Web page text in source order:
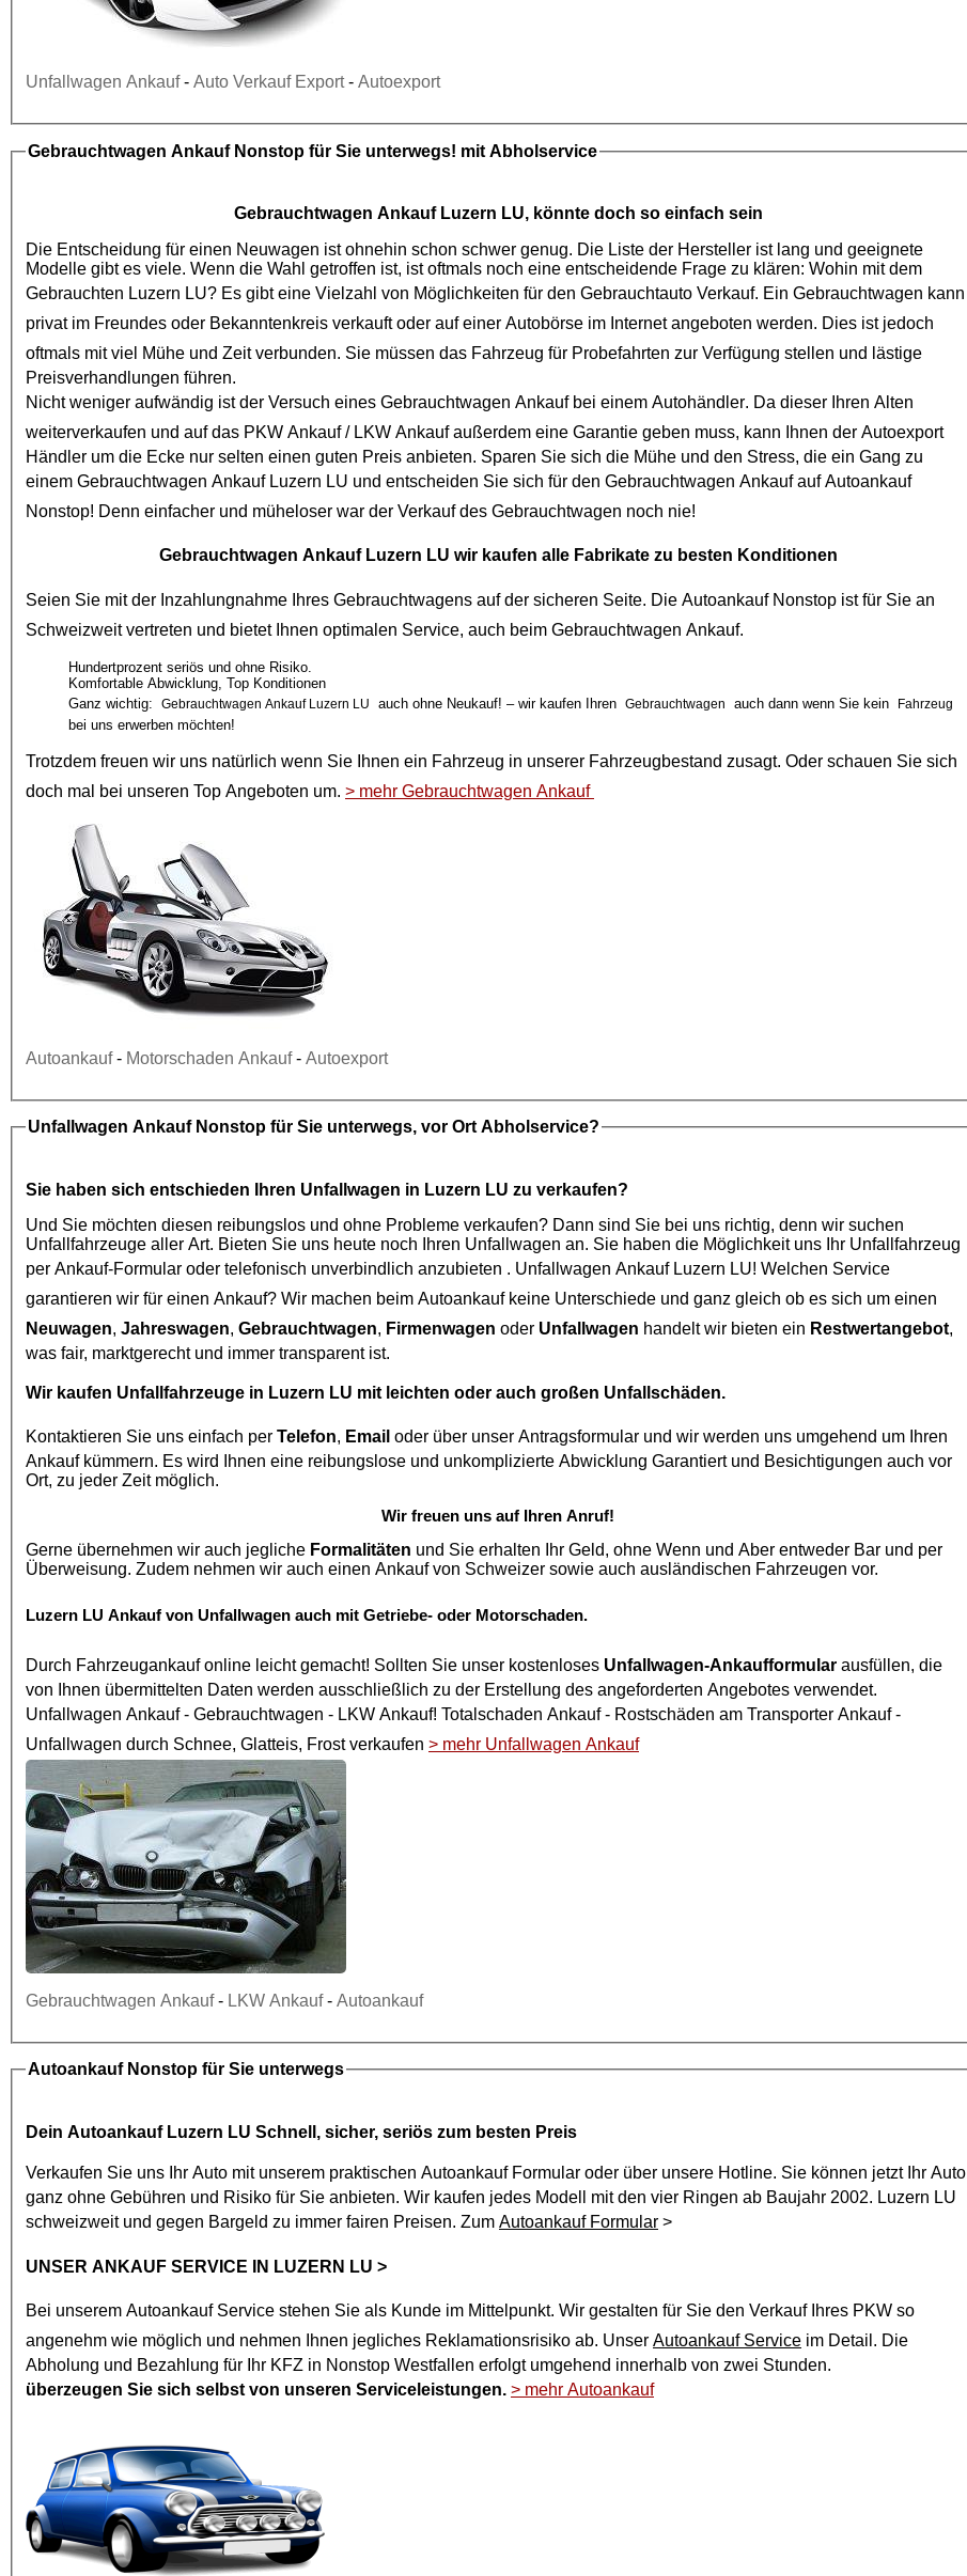
Unfallwagen Ankauf- Auto Verkauf Export- Autoexport
Gebrauchtwagen AnkaufNonstop für Sie unterwegs! mit Abholservice
Gebrauchtwagen Ankauf Luzern LU, könnte doch so einfach sein
Die Entscheidung für einen Neuwagen ist ohnehin schon schwer genug. Die Liste der Hersteller ist lang und geeignete
Modelle gibt es viele. Wenn die Wahl getroffen ist, ist oftmals noch eine entscheidende Frage zu klären: Wohin mit dem
Gebrauchten Luzern LU? Es gibt eine Vielzahl von Möglichkeiten für den Gebrauchtauto Verkauf. Ein Gebrauchtwagen kann
privat im Freundes oder Bekanntenkreis verkauft oder auf einer Autobörse im Internet angeboten werden. Dies ist jedoch
oftmals mit viel Mühe und Zeit verbunden. Sie müssen das Fahrzeug für Probefahrten zur Verfügung stellen und lästige
Preisverhandlungen führen.
Nicht weniger aufwändig ist der Versuch eines Gebrauchtwagen Ankaufbei einem Autohändler. Da dieser Ihren Alten
weiterverkaufen und auf das PKW Ankauf/ LKW Ankaufaußerdem eine Garantie geben muss, kann Ihnen der Autoexport
Händler um die Ecke nur selten einen guten Preis anbieten. Sparen Sie sich die Mühe und den Stress, die ein Gang zu
einem Gebrauchtwagen Ankauf Luzern LU und entscheiden Sie sich für den Gebrauchtwagen AnkaufaufAutoankauf
Nonstop! Denn einfacher und müheloser war der Verkauf des Gebrauchtwagen noch nie!
Gebrauchtwagen Ankauf Luzern LU wir kaufen alle Fabrikate zu besten Konditionen
Seien Sie mit der Inzahlungnahme Ihres Gebrauchtwagens auf der sicheren Seite. Die AutoankaufNonstop ist für Sie an
Schweizweit vertreten und bietet Ihnen optimalen Service, auch beim Gebrauchtwagen Ankauf.
Hundertprozent seriös und ohne Risiko.
Komfortable Abwicklung, Top Konditionen
Ganz wichtig:
Gebrauchtwagen Ankauf Luzern LU auch ohne Neukauf! – wir kaufen Ihren Gebrauchtwagen auch dann wenn Sie kein Fahrzeug
bei uns erwerben möchten!
Trotzdem freuen wir uns natürlich wenn Sie Ihnen ein Fahrzeug in unserer Fahrzeugbestand zusagt. Oder schauen Sie sich
doch mal bei unseren Top Angeboten um. > mehr Gebrauchtwagen Ankauf
Autoankauf- Motorschaden Ankauf- Autoexport
Unfallwagen AnkaufNonstop für Sie unterwegs, vor Ort Abholservice?
Sie haben sich entschieden Ihren Unfallwagen in Luzern LU zu verkaufen?
Und Sie möchten diesen reibungslos und ohne Probleme verkaufen? Dann sind Sie bei uns richtig, denn wir suchen
Unfallfahrzeuge aller Art. Bieten Sie uns heute noch Ihren Unfallwagen an. Sie haben die Möglichkeit uns Ihr Unfallfahrzeug
per Ankauf-Formular oder telefonisch unverbindlich anzubieten . Unfallwagen Ankauf Luzern LU! Welchen Service
garantieren wir für einen Ankauf? Wir machen beim Autoankauf
keine Unterschiede und ganz gleich ob es sich um einen
Neuwagen, Jahreswagen, Gebrauchtwagen, Firmenwagen oder Unfallwagen handelt wir bieten ein Restwertangebot,
was fair, marktgerecht und immer transparent ist.
Wir kaufen Unfallfahrzeuge in Luzern LU mit leichten oder auch großen Unfallschäden.
Kontaktieren Sie uns einfach per Telefon, Email oder über unser Antragsformular und wir werden uns umgehend um Ihren
Ankauf kümmern. Es wird Ihnen eine reibungslose und unkomplizierte Abwicklung Garantiert und Besichtigungen auch vor
Ort, zu jeder Zeit möglich.
Wir freuen uns auf Ihren Anruf!
Gerne übernehmen wir auch jegliche Formalitäten und Sie erhalten Ihr Geld, ohne Wenn und Aber entweder Bar und per
Überweisung. Zudem nehmen wir auch einen Ankauf von Schweizer sowie auch ausländischen Fahrzeugen vor.
Luzern LU Ankauf von Unfallwagen auch mit Getriebe- oder Motorschaden.
Durch Fahrzeugankauf online leicht gemacht! Sollten Sie unser kostenloses Unfallwagen-Ankaufformular ausfüllen, die
von Ihnen übermittelten Daten werden ausschließlich zu der Erstellung des angeforderten Angebotes verwendet.
Unfallwagen Ankauf- Gebrauchtwagen - LKW Ankauf ! Totalschaden Ankauf - Rostschäden am Transporter Ankauf -
Unfallwagen durch Schnee, Glatteis, Frost verkaufen > mehr Unfallwagen Ankauf
Gebrauchtwagen Ankauf- LKW Ankauf- Autoankauf
AutoankaufNonstop für Sie unterwegs
Dein Autoankauf Luzern LU Schnell, sicher, seriös zum besten Preis
Verkaufen Sie uns Ihr Auto mit unserem praktischen AutoankaufFormular oder über unsere Hotline. Sie können jetzt Ihr Auto
ganz ohne Gebühren und Risiko für Sie anbieten. Wir kaufen jedes Modell mit den vier Ringen ab Baujahr 2002. Luzern LU
schweizweit und gegen Bargeld zu immer fairen Preisen. Zum Autoankauf Formular >
UNSER ANKAUF SERVICE IN LUZERN LU >
Bei unserem AutoankaufService stehen Sie als Kunde im Mittelpunkt. Wir gestalten für Sie den Verkauf Ihres PKW so
angenehm wie möglich und nehmen Ihnen jegliches Reklamationsrisiko ab. Unser Autoankauf Service im Detail. Die
Abholung und Bezahlung für Ihr KFZ in Nonstop Westfallen erfolgt umgehend innerhalb von zwei Stunden.
überzeugen Sie sich selbst von unseren Serviceleistungen. > mehr Autoankauf